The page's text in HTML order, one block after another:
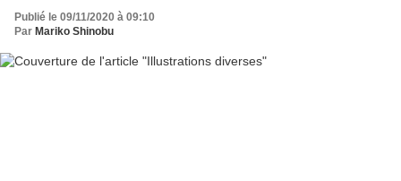
Publié le 09/11/2020 à 09:10
Par Mariko Shinobu